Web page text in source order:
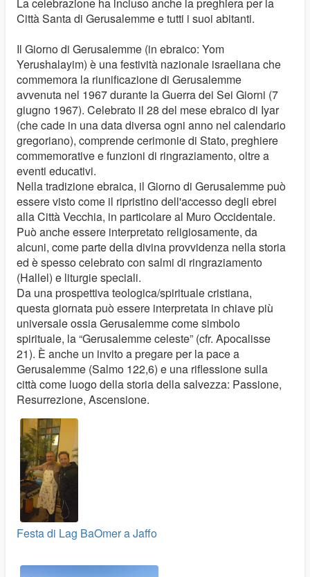
Città Santa di Gerusalemme e tutti i suoi abitanti.
Il Giorno di Gerusalemme (in ebraico: Yom
Yerushalayim) è una festività nazionale israeliana che
commemora la riunificazione di Gerusalemme
avvenuta nel 1967 durante la Guerra dei Sei Giorni (7
giugno 1967). Celebrato il 28 del mese ebraico di Iyar
(che cade in una data diversa ogni anno nel calendario
gregoriano), comprende cerimonie di Stato, preghiere
commemorative e funzioni di ringraziamento, oltre a
eventi educativi.
Nella tradizione ebraica, il Giorno di Gerusalemme può
essere visto come il ripristino dell'accesso degli ebrei
alla Città Vecchia, in particolare al Muro Occidentale.
Può anche essere interpretato religiosamente, da
alcuni, come parte della divina provvidenza nella storia
ed è spesso celebrato con salmi di ringraziamento
(Hallel) e liturgie speciali.
Da una prospettiva teologica/spirituale cristiana,
questa giornata può essere interpretata in chiave più
universale ossia Gerusalemme come simbolo
spirituale, la “Gerusalemme celeste” (cfr. Apocalisse
21). È anche un invito a pregare per la pace a
Gerusalemme (Salmo 122,6) e una riflessione sulla
città come luogo della storia della salvezza: Passione,
Resurrezione, Ascensione.
Festa di Lag BaOmer a Jaffo